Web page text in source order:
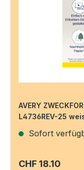
AVERY
L4736REV-25
Sofort
Regulärer Preis:
CHF 18.10